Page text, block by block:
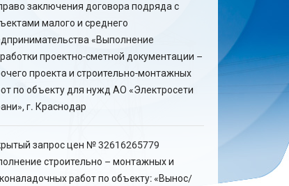
заключения договора подряда с
малого и среднего
«Выполнение
проектно-сметной документации –
проекта и строительно-монтажных
по объекту для нужд АО «Электросети
г. Краснодар
запрос цен № 32616265779
строительно – монтажных и
работ по объекту: «Вынос/